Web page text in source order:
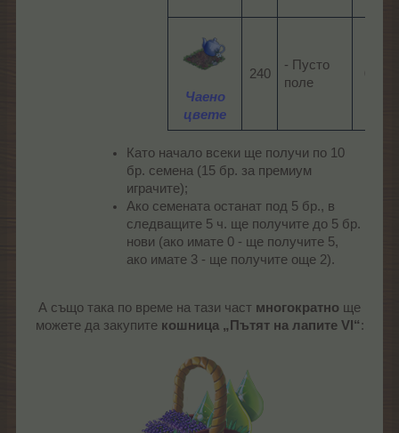
Чаено
цвете
240​
- Пусто
поле
Като начало всеки ще получи по 10
бр. семена (15 бр. за премиум
играчите);
Ако семената останат под 5 бр., в
следващите 5 ч. ще получите до 5 бр.
нови (ако имате 0 - ще получите 5,
ако имате 3 - ще получите още 2).
А също така по време на тази част многократно ще
можете да закупите кошница „Пътят на лапите VI“: